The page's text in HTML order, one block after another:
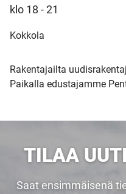
klo 18 - 21
Kokkola
Rakentajailta
Paikalla edustajamme
TILAA
Saat ensimmäisenä